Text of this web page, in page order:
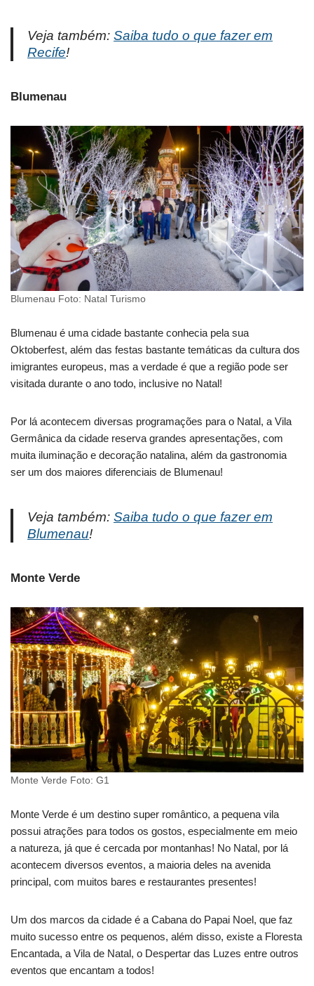
Veja também: Saiba tudo o que fazer em
Recife!
Blumenau
Blumenau Foto: Natal Turismo
Blumenau é uma cidade bastante conhecia pela sua
Oktoberfest, além das festas bastante temáticas da cultura dos
imigrantes europeus, mas a verdade é que a região pode ser
visitada durante o ano todo, inclusive no Natal!
Por lá acontecem diversas programações para o Natal, a Vila
Germânica da cidade reserva grandes apresentações, com
muita iluminação e decoração natalina, além da gastronomia
ser um dos maiores diferenciais de Blumenau!
Veja também: Saiba tudo o que fazer em
Blumenau!
Monte Verde
Monte Verde Foto: G1
Monte Verde é um destino super romântico, a pequena vila
possui atrações para todos os gostos, especialmente em meio
a natureza, já que é cercada por montanhas! No Natal, por lá
acontecem diversos eventos, a maioria deles na avenida
principal, com muitos bares e restaurantes presentes!
Um dos marcos da cidade é a Cabana do Papai Noel, que faz
muito sucesso entre os pequenos, além disso, existe a Floresta
Encantada, a Vila de Natal, o Despertar das Luzes entre outros
eventos que encantam a todos!